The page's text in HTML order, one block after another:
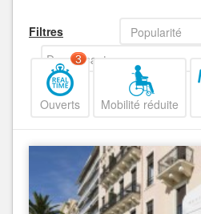
Filtres
Popularité
Decroissant
Ouverts
3
Mobilité réduite